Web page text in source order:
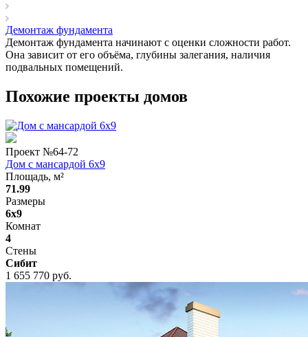
Демонтаж фундамента
Демонтаж фундамента начинают с оценки сложности работ.
Она зависит от его объёма, глубины залегания, наличия
подвальных помещений.
Похожие проекты домов
Проект №64-72
Дом с мансардой 6x9
Площадь, м²
71.99
Размеры
6x9
Комнат
4
Стены
Сибит
1 655 770 руб.